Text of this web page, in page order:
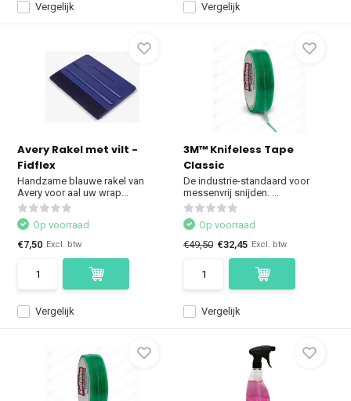
Vergelijk Vergelijk
Avery Rakel met vilt -
Fidflex
Handzame blauwe rakel van
Avery voor aal uw wrap...
Vergelijk
Op voorraad
€7,50 Excl. btw
3M™ Knifeless Tape
Classic
De industrie-standaard voor
messenvrij snijden. ...
Vergelijk
Op voorraad
€49,50 €32,45 Excl. btw